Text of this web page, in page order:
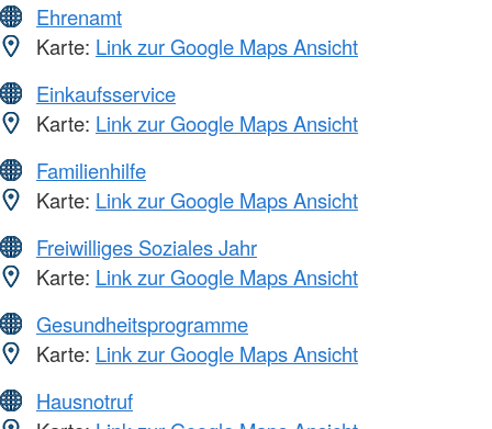
Ehrenamt
Karte: Link zur Google Maps Ansicht
Einkaufsservice
Karte: Link zur Google Maps Ansicht
Familienhilfe
Karte: Link zur Google Maps Ansicht
Freiwilliges Soziales Jahr
Karte: Link zur Google Maps Ansicht
Gesundheitsprogramme
Karte: Link zur Google Maps Ansicht
Hausnotruf